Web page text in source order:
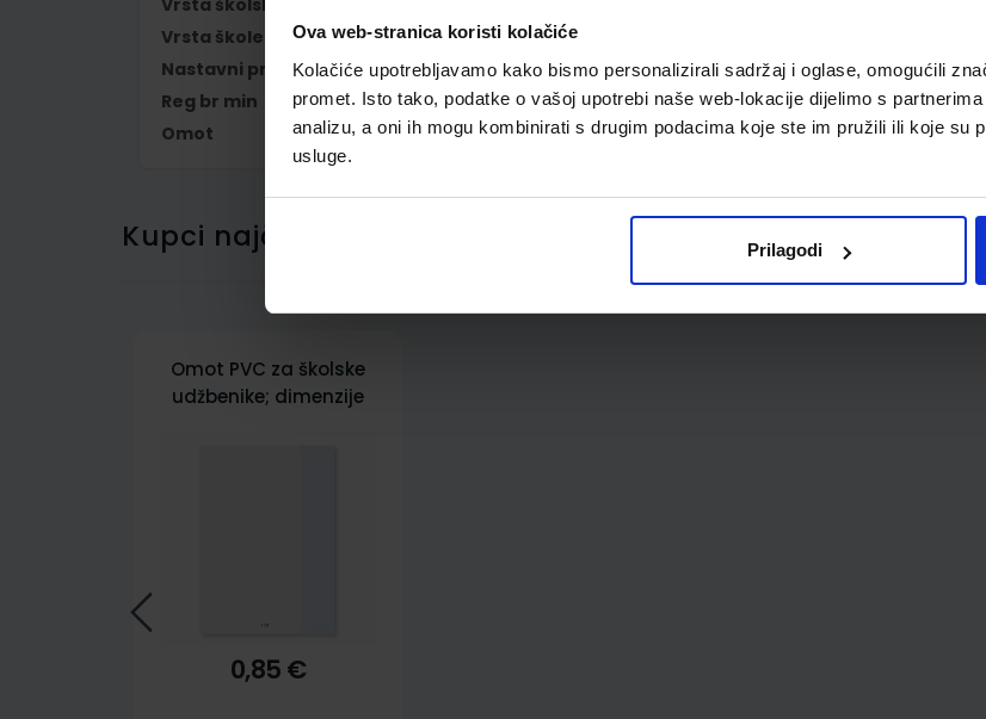
Ova web-stranica koristi kolačiće
Kolačiće upotrebljavamo kako bismo personalizirali sadržaj i oglase, omogućili
promet. Isto tako, podatke o vašoj upotrebi naše web-lokacije dijelimo s
analizu, a oni ih mogu kombinirati s drugim podacima koje ste im pružili ili koje su
usluge.
Prilagodi
Vrsta školske knjige
Vrsta škole
1 OSNOVNA
Nastavni predmet
ENGLESKI JEZIK
Reg br min
6851
Omot
500178
Kupci najčešće biraju..
Omot PVC za školske
udžbenike; dimenzije
0,85 €